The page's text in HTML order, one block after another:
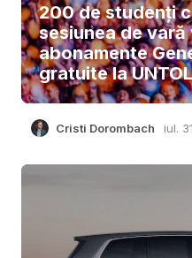
200 de studenți
sesiunea de vară
abonamente
gratuite la
Cristi Dorombach iul.